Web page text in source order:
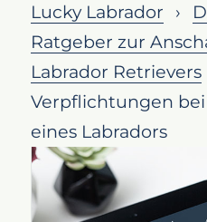
Anschaffung
Retrievers
Tägliche
Regelmäßige
Pflege und
Ernährung
Soziale
Lucky Labrador
Ratgeber zur
Labrador Retrievers
Verpflichtungen
eines Labradors